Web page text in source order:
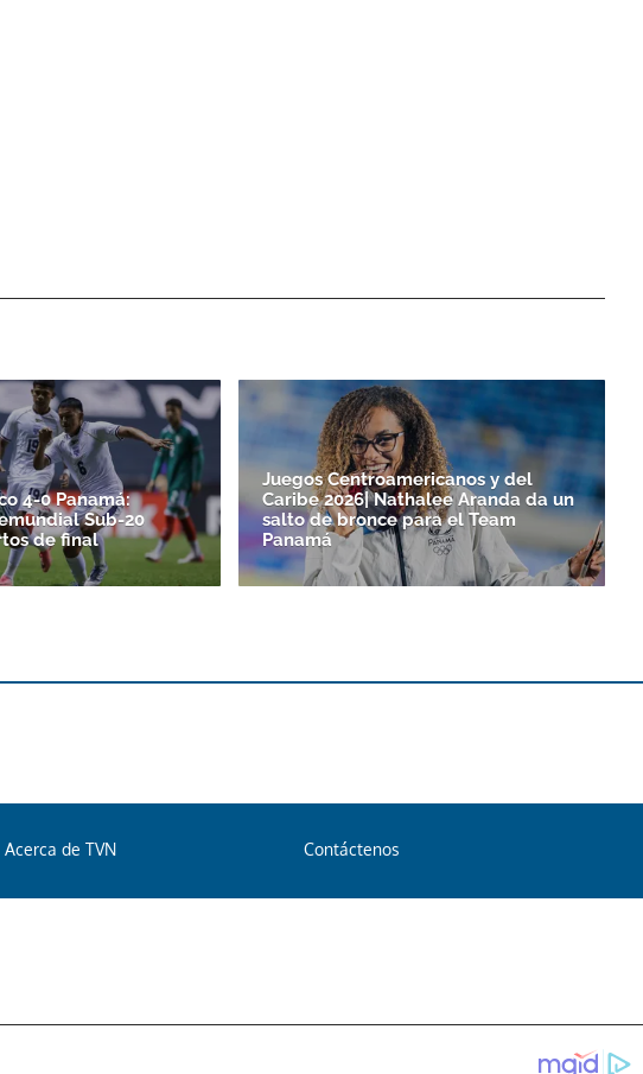
4-0 Panamá:
Sub-20
de final
Juegos Centroamericanos y del
Caribe 2026| Nathalee Aranda da un
salto de bronce para el Team
Panamá
Acerca de TVN Contáctenos